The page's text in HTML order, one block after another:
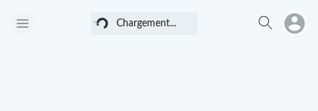
Chargement... Chargement...